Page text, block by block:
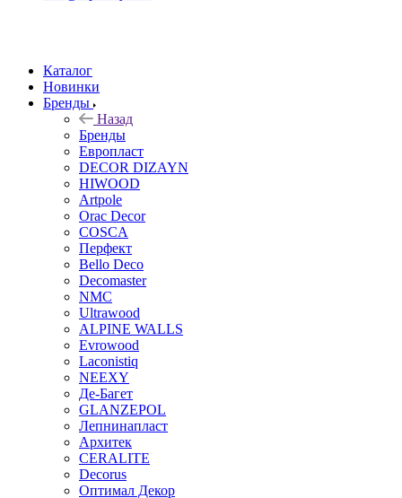
Каталог
Новинки
Бренды
Назад
Бренды
Европласт
DECOR DIZAYN
HIWOOD
Artpole
Orac Decor
COSCA
Перфект
Bello Deco
Decomaster
NMС
Ultrawood
ALPINE WALLS
Evrowood
Laconistiq
NEEXY
Де-Багет
GLANZEPOL
Лепнинапласт
Архитек
CERALITE
Decorus
Оптимал Декор